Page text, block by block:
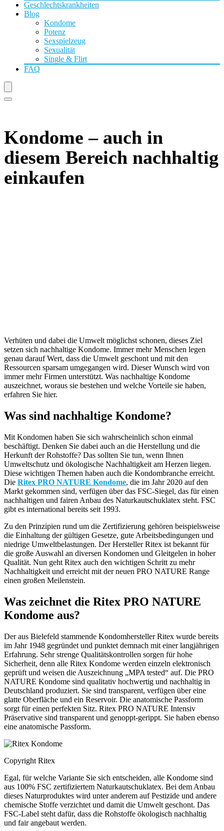
Geschlechtskrankheiten
Blog
Kondome
Potenz
Sexspielzeug
Sexualität
Single & Flirt
FAQ
Kondome – auch in
diesem Bereich nachhaltig
einkaufen
Verhüten und dabei die Umwelt möglichst schonen, dieses Ziel
setzen sich nachhaltige Kondome. Immer mehr Menschen legen
genau darauf Wert, dass die Umwelt geschont und mit den
Ressourcen sparsam umgegangen wird. Dieser Wunsch wird von
immer mehr Firmen unterstützt. Was nachhaltige Kondome
auszeichnet, woraus sie bestehen und welche Vorteile sie haben,
erfahren Sie hier.
Was sind nachhaltige Kondome?
Mit Kondomen haben Sie sich wahrscheinlich schon einmal
beschäftigt. Denken Sie dabei auch an die Herstellung und die
Herkunft der Rohstoffe? Das sollten Sie tun, wenn Ihnen
Umweltschutz und ökologische Nachhaltigkeit am Herzen liegen.
Diese wichtigen Themen haben auch die Kondombranche erreicht.
Die Ritex PRO NATURE Kondome, die im Jahr 2020 auf den
Markt gekommen sind, verfügen über das FSC-Siegel, das für einen
nachhaltigen und fairen Anbau des Naturkautschuklatex steht. FSC
gibt es international bereits seit 1993.
Zu den Prinzipien rund um die Zertifizierung gehören beispielsweise
die Einhaltung der gültigen Gesetze, gute Arbeitsbedingungen und
niedrige Umweltbelastungen. Der Hersteller Ritex ist bekannt für
die große Auswahl an diversen Kondomen und Gleitgelen in hoher
Qualität. Nun geht Ritex auch den wichtigen Schritt zu mehr
Nachhaltigkeit und erreicht mit der neuen PRO NATURE Range
einen großen Meilenstein.
Was zeichnet die Ritex PRO NATURE
Kondome aus?
Der aus Bielefeld stammende Kondomhersteller Ritex wurde bereits
im Jahr 1948 gegründet und punktet demnach mit einer langjährigen
Erfahrung. Sehr strenge Qualitätskontrollen sorgen für hohe
Sicherheit, denn alle Ritex Kondome werden einzeln elektronisch
geprüft und weisen die Auszeichnung „MPA tested“ auf. Die PRO
NATURE Kondome sind qualitativ hochwertig und nachhaltig in
Deutschland produziert. Sie sind transparent, verfügen über eine
glatte Oberfläche und ein Reservoir. Die anatomische Passform
sorgt für einen perfekten Sitz. Ritex PRO NATURE Intensiv
Präservative sind transparent und genoppt-gerippt. Sie haben ebenso
eine anatomische Passform.
Copyright Ritex
Egal, für welche Variante Sie sich entscheiden, alle Kondome sind
aus 100% FSC zertifiziertem Naturkautschuklatex. Bei dem Anbau
dieses Naturproduktes wird unter anderem auf Pestizide und andere
chemische Stoffe verzichtet und damit die Umwelt geschont. Das
FSC-Label steht dafür, dass die Rohstoffe ökologisch nachhaltig
und fair angebaut werden.